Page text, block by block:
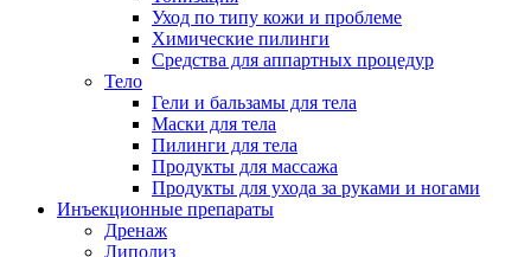
Уход по типу кожи и проблеме
Химические пилинги
Средства для аппартных процедур
Тело
Гели и бальзамы для тела
Маски для тела
Пилинги для тела
Продукты для массажа
Продукты для ухода за руками и ногами
Инъекционные препараты
Дренаж
Липолиз